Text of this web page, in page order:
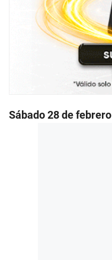
Sábado 28 de febrero